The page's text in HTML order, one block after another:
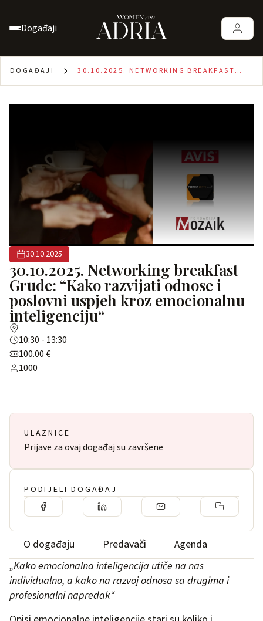
Događaji
DOGAĐAJI
30.10.2025. NETWORKING BREAKFAST
INTELIGENCIJU“
30.10.2025
30.10.2025. Networking breakfast
Grude: “Kako razvijati odnose i
poslovni uspjeh kroz emocionalnu
inteligenciju“
10:30 - 13:30
100.00 €
1000
ULAZNICE
Prijave za ovaj događaj su završene
PODIJELI DOGAĐAJ
O događaju Predavači
Agenda
„Kako emocionalna inteligencija utiče na nas
individualno, a kako na razvoj odnosa sa drugima i
profesionalni napredak“